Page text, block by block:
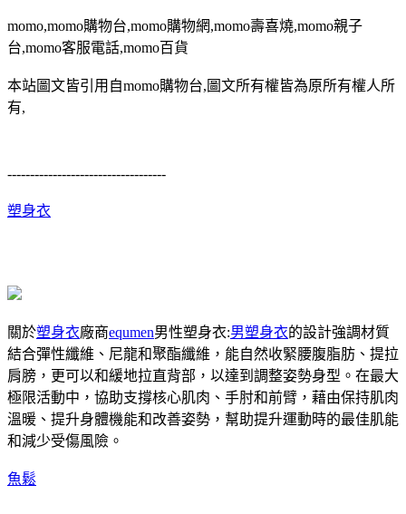
momo,momo購物台,momo購物網,momo壽喜燒,momo親子
台,momo客服電話,momo百貨
本站圖文皆引用自momo購物台,圖文所有權皆為原所有權人所
有,
-----------------------------------
塑身衣
關於塑身衣廠商equmen男性塑身衣:男塑身衣的設計強調材質
結合彈性纖維、尼龍和聚酯纖維，能自然收緊腰腹脂肪、提拉
肩膀，更可以和緩地拉直背部，以達到調整姿勢身型。在最大
極限活動中，協助支撐核心肌肉、手肘和前臂，藉由保持肌肉
溫暖、提升身體機能和改善姿勢，幫助提升運動時的最佳肌能
和減少受傷風險。
魚鬆